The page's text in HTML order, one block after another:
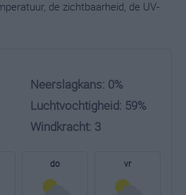
de zichtbaarheid, de UV-
Neerslagkans: 0%
Luchtvochtigheid: 59%
Windkracht: 3
do vr